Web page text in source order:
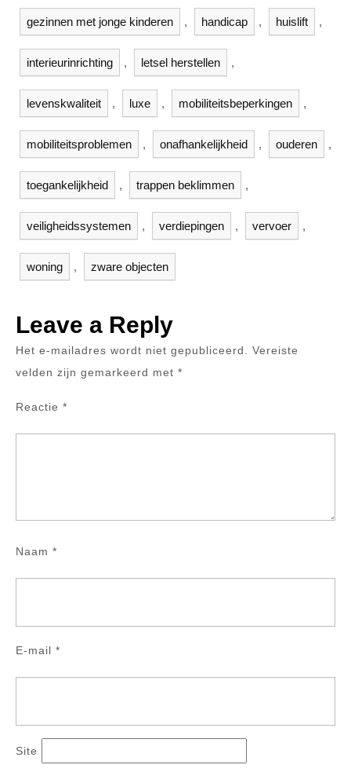
gezinnen met jonge kinderen , handicap , huislift ,
interieurinrichting , letsel herstellen ,
levenskwaliteit , luxe , mobiliteitsbeperkingen ,
mobiliteitsproblemen , onafhankelijkheid , ouderen ,
toegankelijkheid , trappen beklimmen ,
veiligheidssystemen , verdiepingen , vervoer ,
woning , zware objecten
Leave a Reply
Het e-mailadres wordt niet gepubliceerd.
Vereiste
velden zijn gemarkeerd met *
Reactie *
Naam *
E-mail *
Site